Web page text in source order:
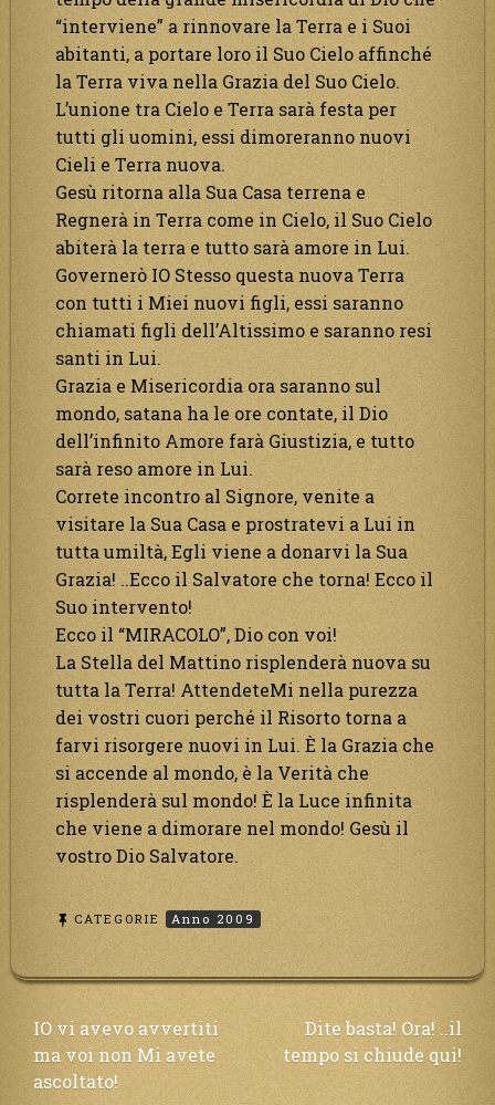
“interviene” a rinnovare la Terra e i Suoi
abitanti, a portare loro il Suo Cielo affinché
la Terra viva nella Grazia del Suo Cielo.
L’unione tra Cielo e Terra sarà festa per
tutti gli uomini, essi dimoreranno nuovi
Cieli e Terra nuova.
Gesù ritorna alla Sua Casa terrena e
Regnerà in Terra come in Cielo, il Suo Cielo
abiterà la terra e tutto sarà amore in Lui.
Governerò IO Stesso questa nuova Terra
con tutti i Miei nuovi figli, essi saranno
chiamati figli dell’Altissimo e saranno resi
santi in Lui.
Grazia e Misericordia ora saranno sul
mondo, satana ha le ore contate, il Dio
dell’infinito Amore farà Giustizia, e tutto
sarà reso amore in Lui.
Correte incontro al Signore, venite a
visitare la Sua Casa e prostratevi a Lui in
tutta umiltà, Egli viene a donarvi la Sua
Grazia! ..Ecco il Salvatore che torna! Ecco il
Suo intervento!
Ecco il “MIRACOLO”, Dio con voi!
La Stella del Mattino risplenderà nuova su
tutta la Terra! AttendeteMi nella purezza
dei vostri cuori perché il Risorto torna a
farvi risorgere nuovi in Lui. È la Grazia che
si accende al mondo, è la Verità che
risplenderà sul mondo! È la Luce infinita
che viene a dimorare nel mondo! Gesù il
vostro Dio Salvatore.
CATEGORIE Anno 2009
Navigazione
articoli
IO vi avevo avvertiti
ma voi non Mi avete
ascoltato!
Dite basta! Ora! ..il
tempo si chiude qui!